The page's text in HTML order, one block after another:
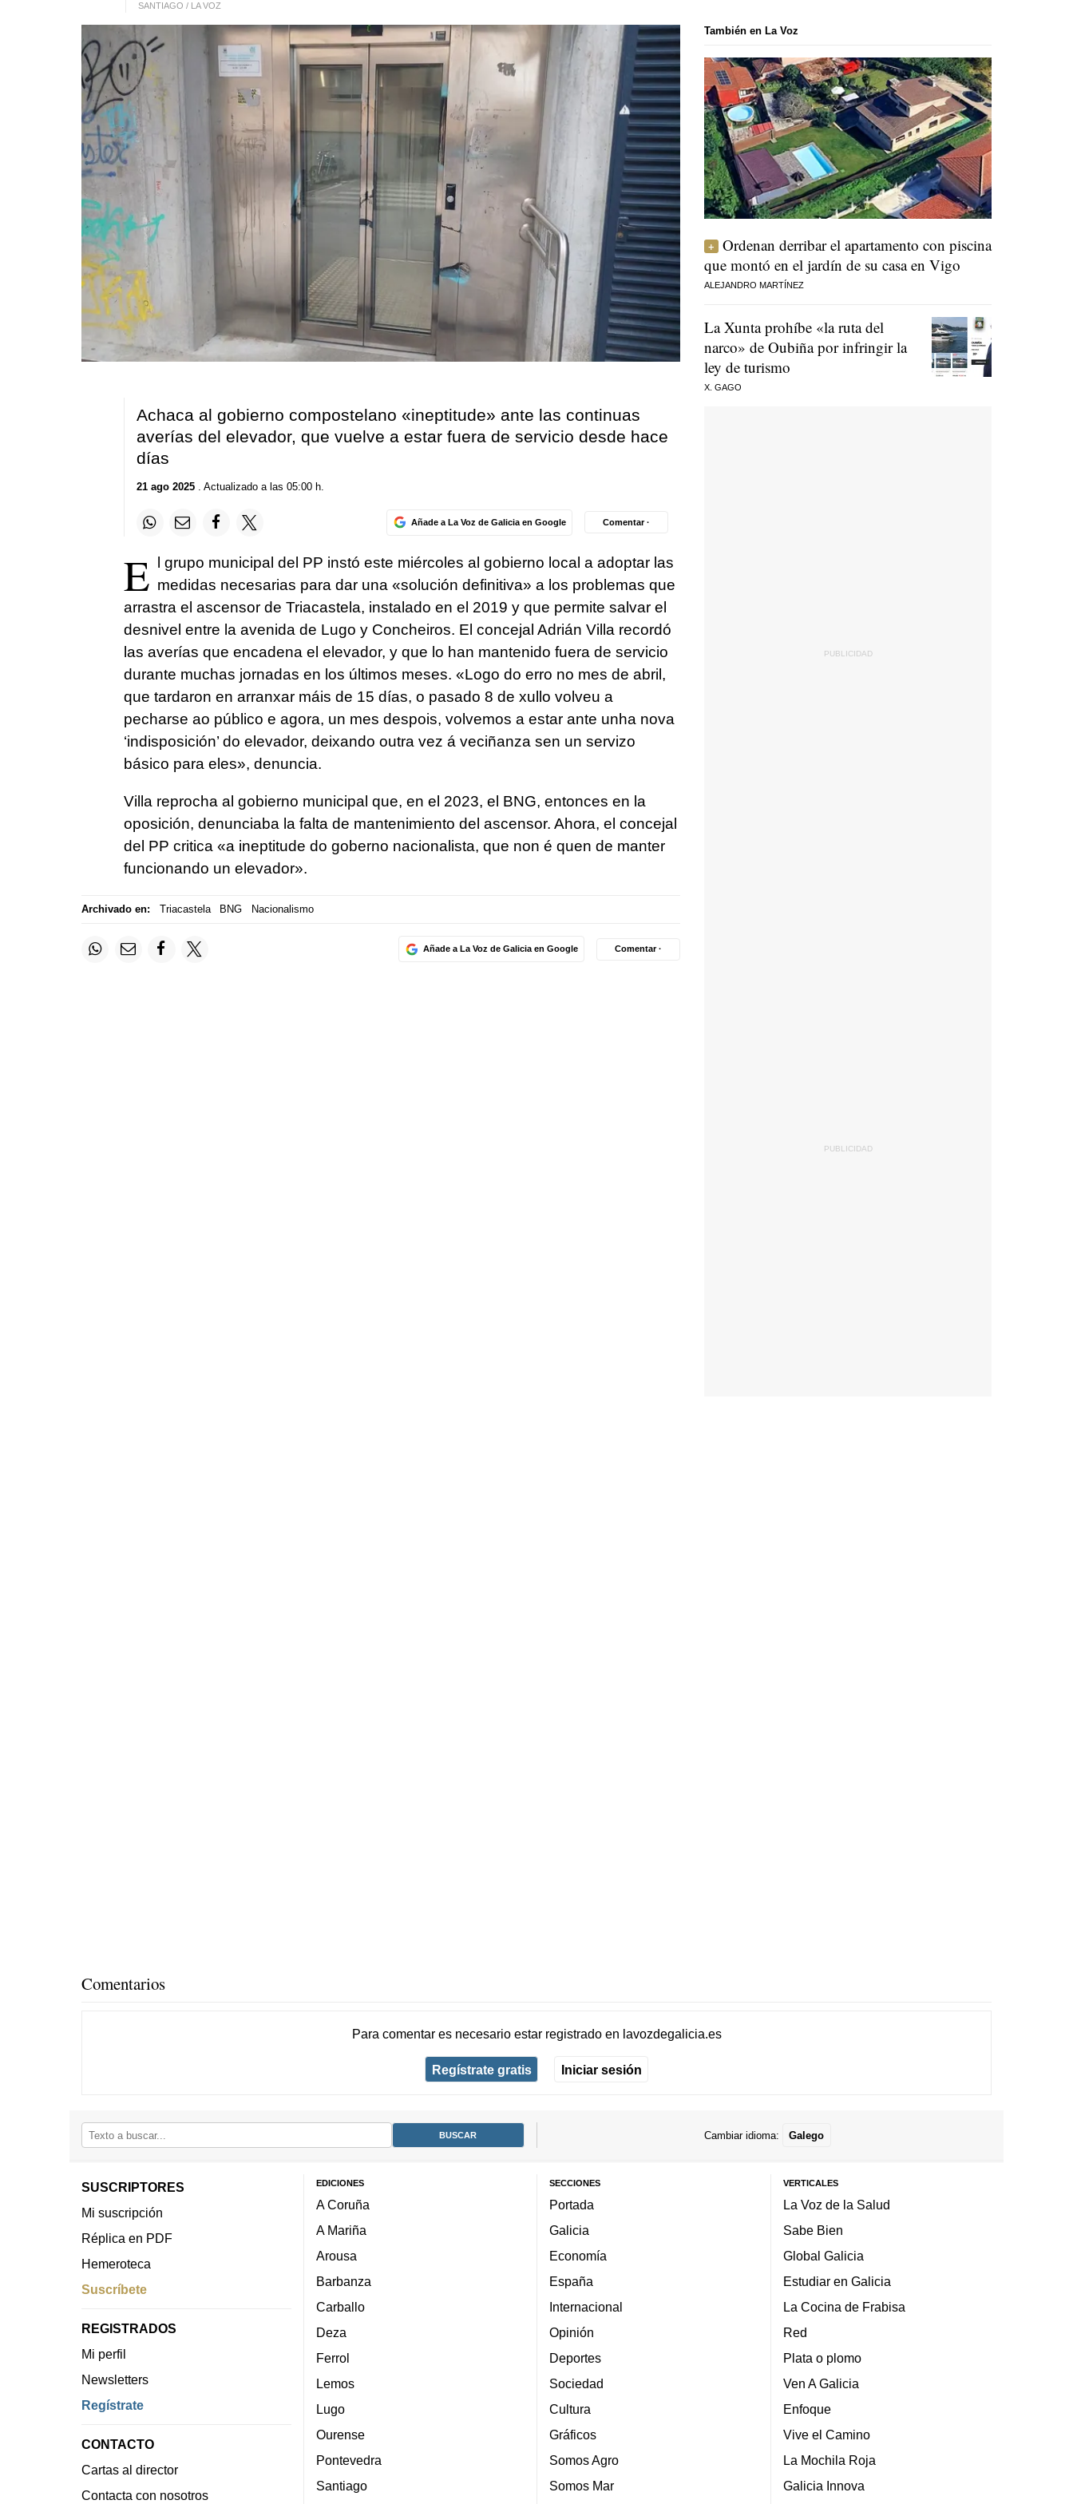
SANTIAGO / LA VOZ
Achaca al gobierno compostelano «ineptitude» ante las continuas
averías del elevador, que vuelve a estar fuera de servicio desde hace
días
21 ago 2025. Actualizado a las 05:00 h.
Añade a La Voz de Galicia en Google Comentar ·
E l grupo municipal del PP instó este miércoles al gobierno local a adoptar las
medidas necesarias para dar una «solución definitiva» a los problemas que
arrastra el ascensor de Triacastela, instalado en el 2019 y que permite salvar el
desnivel entre la avenida de Lugo y Concheiros. El concejal Adrián Villa recordó
las averías que encadena el elevador, y que lo han mantenido fuera de servicio
durante muchas jornadas en los últimos meses. «Logo do erro no mes de abril,
que tardaron en arranxar máis de 15 días, o pasado 8 de xullo volveu a
pecharse ao público e agora, un mes despois, volvemos a estar ante unha nova
‘indisposición’ do elevador, deixando outra vez á veciñanza sen un servizo
básico para eles», denuncia.
Villa reprocha al gobierno municipal que, en el 2023, el BNG, entonces en la
oposición, denunciaba la falta de mantenimiento del ascensor. Ahora, el concejal
del PP critica «a ineptitude do goberno nacionalista, que non é quen de manter
funcionando un elevador».
Archivado en: Triacastela BNG Nacionalismo
Añade a La Voz de Galicia en Google Comentar ·
También en La Voz
Ordenan derribar el apartamento con piscina
que montó en el jardín de su casa en Vigo
ALEJANDRO MARTÍNEZ
La Xunta prohíbe «la ruta del
narco» de Oubiña por infringir la
ley de turismo
X. GAGO
Comentarios
Para comentar es necesario estar registradoen lavozdegalicia.es
Regístrate gratis Iniciar sesión
Cambiar idioma: Galego
SUSCRIPTORES
Mi suscripción
Réplica en PDF
Hemeroteca
Suscríbete
REGISTRADOS
Mi perfil
Newsletters
Regístrate
CONTACTO
Cartas al director
Contacta con nosotros
EDICIONES
A Coruña
A Mariña
Arousa
Barbanza
Carballo
Deza
Ferrol
Lemos
Lugo
Ourense
Pontevedra
Santiago
SECCIONES
Portada
Galicia
Economía
España
Internacional
Opinión
Deportes
Sociedad
Cultura
Gráficos
Somos Agro
Somos Mar
VERTICALES
La Voz de la Salud
Sabe Bien
Global Galicia
Estudiar en Galicia
La Cocina de Frabisa
Red
Plata o plomo
Ven A Galicia
Enfoque
Vive el Camino
La Mochila Roja
Galicia Innova